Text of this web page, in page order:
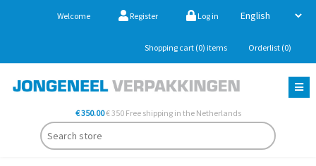
Welcome Register Log in
Shopping cart (0) items Orderlist (0)
€ 350.00€ 350 Free shipping in the Netherlands